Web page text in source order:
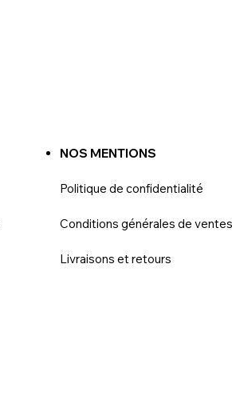
NOS MENTIONS
Politique de confidentialité
Conditions générales de ventes
Livraisons et retours